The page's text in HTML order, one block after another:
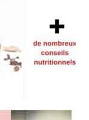
sans
questions